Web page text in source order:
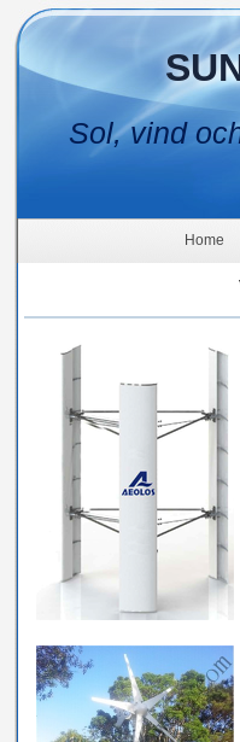
Sol, vind
Home